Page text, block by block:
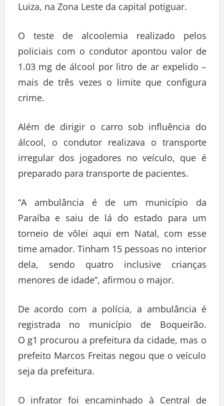
Luiza, na Zona Leste da capital potiguar.
O teste de alcoolemia realizado pelos
policiais com o condutor apontou valor de
1.03 mg de álcool por litro de ar expelido –
mais de três vezes o limite que configura
crime.
Além de dirigir o carro sob influência do
álcool, o condutor realizava o transporte
irregular dos jogadores no veículo, que é
preparado para transporte de pacientes.
“A ambulância é de um município da
Paraíba e saiu de lá do estado para um
torneio de vôlei aqui em Natal, com esse
time amador. Tinham 15 pessoas no interior
dela, sendo quatro inclusive crianças
menores de idade”, afirmou o major.
De acordo com a polícia, a ambulância é
registrada no município de Boqueirão.
O g1 procurou a prefeitura da cidade, mas o
prefeito Marcos Freitas negou que o veículo
seja da prefeitura.
O infrator foi encaminhado à Central de